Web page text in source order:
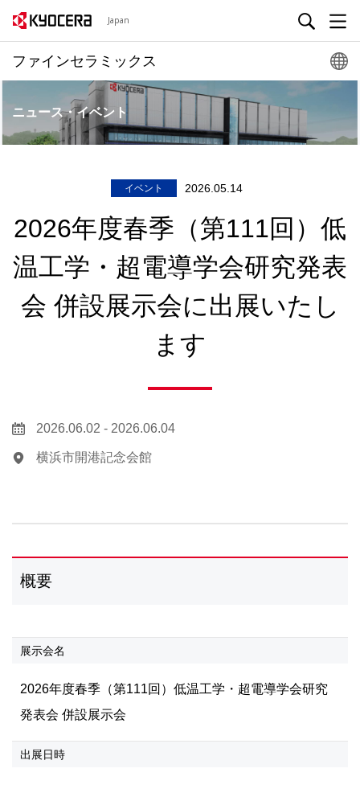
Japan
ファインセラミックス
ニュース・イベント
イベント 2026.05.14
2026年度春季（第111回）低
温工学・超電導学会研究発表
会 併設展示会に出展いたし
ます
2026.06.02 - 2026.06.04
横浜市開港記念会館
概要
展示会名
2026年度春季（第111回）低温工学・超電導学会研究
発表会 併設展示会
出展日時